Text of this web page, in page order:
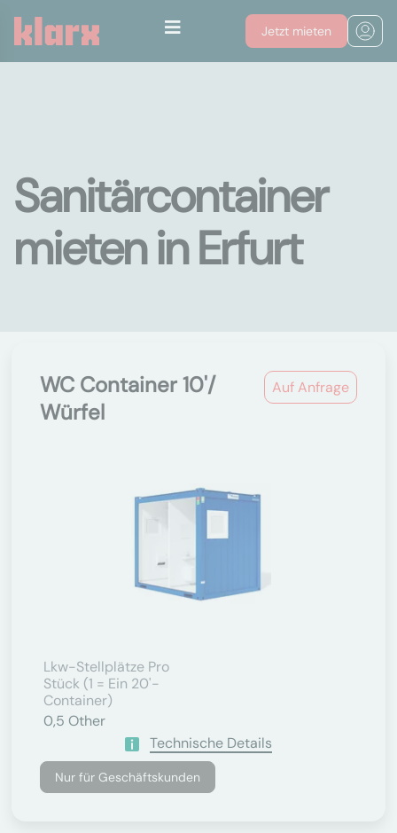
Jetzt mieten
Sanitärcontainer
mieten in Erfurt
Auf Anfrage
WC Container 10'/
Würfel
Lkw-Stellplätze Pro
Stück (1 = Ein 20'-
Container)
0,5 Other
Technische Details
Nur für Geschäftskunden